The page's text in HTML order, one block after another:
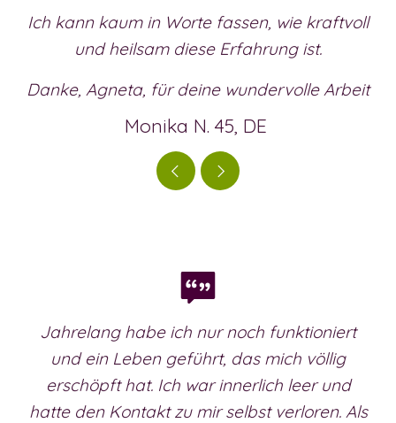
Ich kann kaum in Worte fassen, wie kraftvoll
und heilsam diese Erfahrung ist.
Danke, Agneta, für deine wundervolle Arbeit
Monika N. 45, DE
Jahrelang habe ich nur noch funktioniert
und ein Leben geführt, das mich völlig
erschöpft hat. Ich war innerlich leer und
hatte den Kontakt zu mir selbst verloren. Als